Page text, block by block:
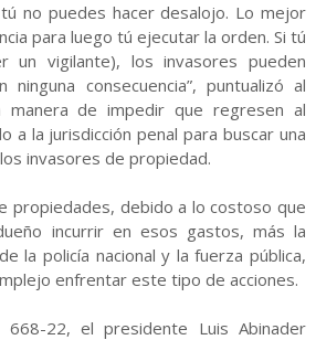
no puedes hacer desalojo. Lo mejor
para luego tú ejecutar la orden. Si tú
un vigilante), los invasores pueden
consecuencia”, puntualizó al
de impedir que regresen al
a la jurisdicción penal para buscar una
invasores de propiedad.
propiedades, debido a lo costoso que
incurrir en esos gastos, más la
la policía nacional y la fuerza pública,
enfrentar este tipo de acciones.
22, el presidente Luis Abinader